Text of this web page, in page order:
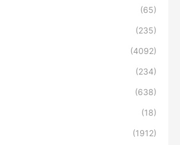
(65)
(235)
(4092)
(234)
(638)
(18)
(1912)